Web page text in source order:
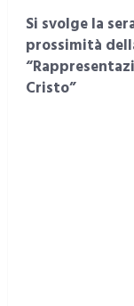
Si svolge la
prossimità
Cristo”